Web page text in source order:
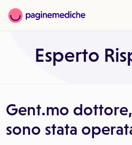
Esperto
Gent.mo
sono stata